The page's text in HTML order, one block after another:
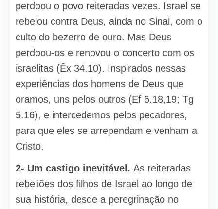
perdoou o povo reiteradas vezes. Israel se
rebelou contra Deus, ainda no Sinai, com o
culto do bezerro de ouro. Mas Deus
perdoou-os e renovou o concerto com os
israelitas (Êx 34.10). Inspirados nessas
experiências dos homens de Deus que
oramos, uns pelos outros (Ef 6.18,19; Tg
5.16), e intercedemos pelos pecadores,
para que eles se arrependam e venham a
Cristo.
2- Um castigo inevitável. As reite­radas
rebeliões dos filhos de Israel ao longo de
sua história, desde a peregrinação no